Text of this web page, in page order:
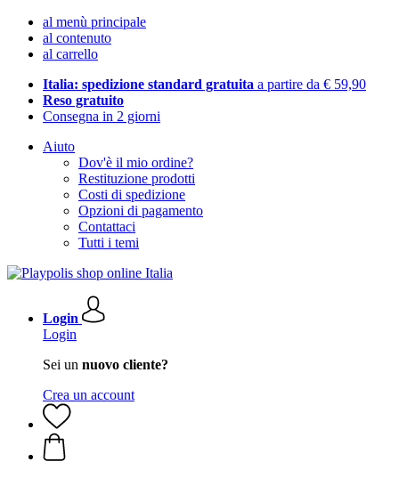
al menù principale
al contenuto
al carrello
Italia: spedizione standard gratuita a partire da € 59,90
Reso gratuito
Consegna in 2 giorni
Aiuto
Dov'è il mio ordine?
Restituzione prodotti
Costi di spedizione
Opzioni di pagamento
Contattaci
Tutti i temi
Login
Login
Sei un nuovo cliente?
Crea un account